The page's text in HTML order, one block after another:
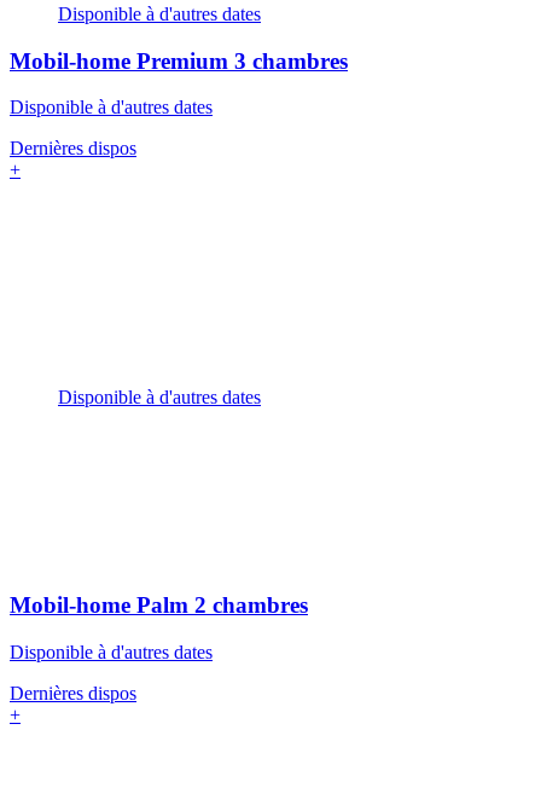
Disponible à d'autres dates
Mobil-home Premium 3 chambres
Disponible à d'autres dates
Dernières dispos
+
Disponible à d'autres dates
Mobil-home Palm 2 chambres
Disponible à d'autres dates
Dernières dispos
+